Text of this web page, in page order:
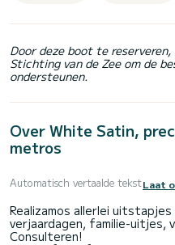
Door deze boot te
Stichting van de Zee om de
ondersteunen.
Over White Satin,
metros
Automatisch vertaalde tekstLaat
Realizamos allerlei
verjaardagen, familie-uitjes,
Consulteren!